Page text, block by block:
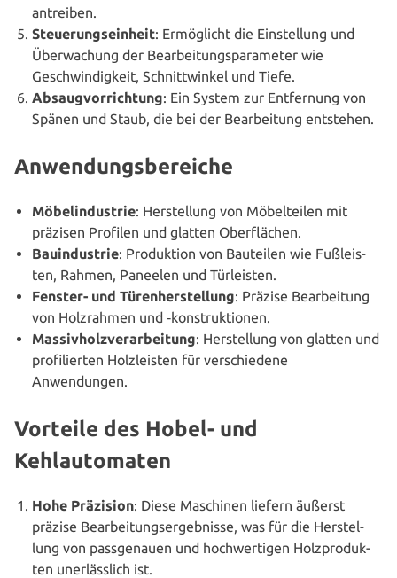
antreiben.
Steue­rungs­ein­heit: Ermög­licht die Ein­stel­lung und
Über­wa­chung der Bear­bei­tungs­pa­ra­me­ter wie
Geschwin­dig­keit, Schnitt­win­kel und Tiefe.
Absaug­vor­rich­tung: Ein System zur Ent­fer­nung von
Spänen und Staub, die bei der Bear­bei­tung entstehen.
Anwendungsbereiche
Möbel­in­dus­trie: Her­stel­lung von Möbel­tei­len mit
präzisen Profilen und glatten Oberflächen.
Bau­in­dus­trie: Pro­duk­ti­on von Bauteilen wie Fuß­leis­
ten, Rahmen, Paneelen und Türleisten.
Fenster- und Türen­her­stel­lung: Präzise Bear­bei­tung
von Holz­rah­men und ‑kon­struk­tio­nen.
Mas­siv­holz­ver­ar­bei­tung: Her­stel­lung von glatten und
pro­fi­lier­ten Holz­leis­ten für ver­schie­de­ne
Anwendungen.
Vorteile des Hobel- und
Kehlautomaten
Hohe Präzision: Diese Maschinen liefern äußerst
präzise Bear­bei­tungs­er­geb­nis­se, was für die Her­stel­
lung von pass­ge­nau­en und hoch­wer­ti­gen Holz­pro­duk­
ten uner­läss­lich ist.